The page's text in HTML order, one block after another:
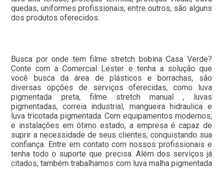
quedas, uniformes profissionais, entre outros, são alguns
dos produtos oferecidos.
Busca por onde tem filme stretch bobina Casa Verde?
Conte com a Comercial Lester e tenha a solução que
você busca da área de plásticos e borrachas, são
diversas opções de serviços oferecidas, como luva
pigmentada preta, filme stretch manual , luvas
pigmentadas, correia industrial, mangueira hidraulica e
luva tricotada pigmentada. Com equipamentos modernos,
e instalações em ótimo estado, a empresa é capaz de
suprir a necessidade de seus clientes, conquistando sua
confiança. Entre em contato com nossos profissionais e
tenha todo o suporte que precisa. Além dos serviços já
citados, também trabalhamos com luva malha pigmentada